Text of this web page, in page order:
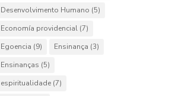
Desenvolvimento Humano (5)
Economía providencial (7)
Egoencia (9) Ensinança (3)
Ensinanças (5)
espiritualidade (7)